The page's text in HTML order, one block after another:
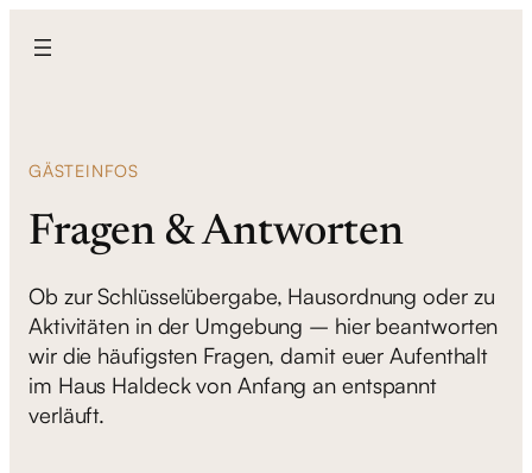
Inhalt
GÄSTEINFOS
Fragen & Antworten
Ob zur Schlüsselübergabe, Hausordnung oder zu
Aktivitäten in der Umgebung – hier beantworten
wir die häufigsten Fragen, damit euer Aufenthalt
im Haus Haldeck von Anfang an entspannt
verläuft.